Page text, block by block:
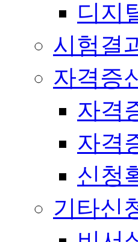
디지
시험결
자격증
자격
자격
신청
기타신